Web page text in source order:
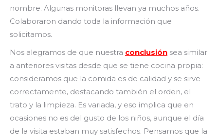
nombre. Algunas monitoras llevan ya muchos años.
Colaboraron dando toda la información que
solicitamos.
Nos alegramos de que nuestra conclusión sea similar
a anteriores visitas desde que se tiene cocina propia:
consideramos que la comida es de calidad y se sirve
correctamente, destacando también el orden, el
trato y la limpieza. Es variada, y eso implica que en
ocasiones no es del gusto de los niños, aunque el día
de la visita estaban muy satisfechos. Pensamos que la